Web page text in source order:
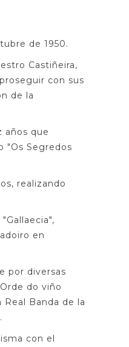
de 1950.
Castiñeira,
con sus
de la
años que
"Os Segredos
realizando
en
por diversas
do viño
Banda de la
con el